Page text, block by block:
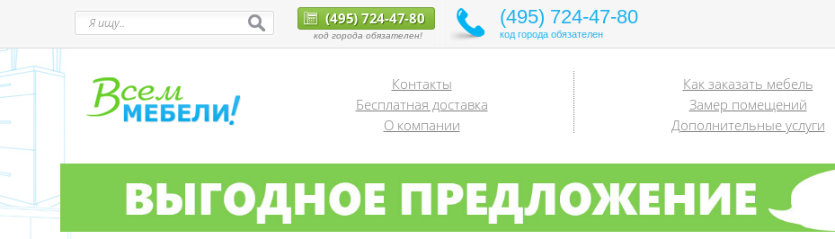
(495) 724-47-80
код города обязателен!
(495) 724-47-80
код города обязателен
Контакты
Бесплатная доставка
О компании
Как заказать мебель
Замер помещений
Дополнительные услуги